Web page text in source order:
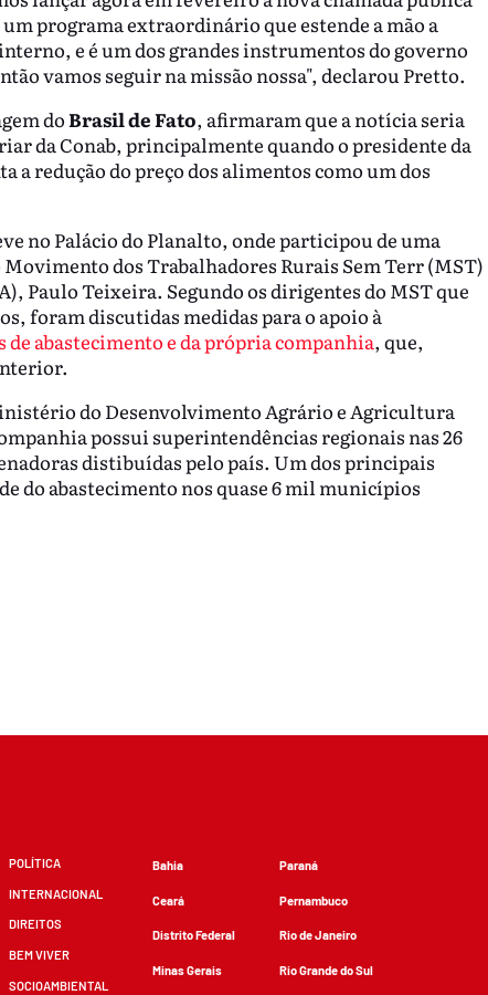
programa extraordinário que estende a mão a
e é um dos grandes instrumentos do governo
vamos seguir na missão nossa", declarou Pretto.
doBrasil de Fato, afirmaram que a notícia seria
da Conab, principalmente quando o presidente da
a redução do preço dos alimentos como um dos
no Palácio do Planalto, onde participou de uma
dos Trabalhadores Rurais Sem Terr (MST)
Paulo Teixeira. Segundo os dirigentes do MST que
foram discutidas medidas para o apoio à
abastecimento e da própria companhia, que,
do Desenvolvimento Agrário e Agricultura
possui superintendências regionais nas 26
distibuídas pelo país. Um dos principais
do abastecimento nos quase 6 mil municípios
POLÍTICA
INTERNACIONAL
DIREITOS
BEM VIVER
SOCIOAMBIENTAL
Bahia
Ceará
Distrito Federal
Minas Gerais
Paraná
Pernambuco
Rio de Janeiro
Rio Grande do Sul